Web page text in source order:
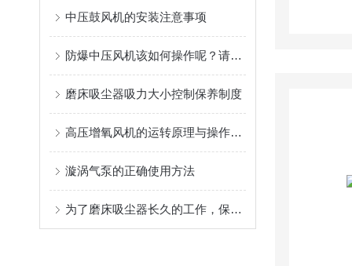
中压鼓风机的安装注意事项
防爆中压风机该如何操作呢？请看下文！
磨床吸尘器吸力大小控制保养制度
高压增氧风机的运转原理与操作保养事项
漩涡气泵的正确使用方法
为了磨床吸尘器长久的工作，保养与维护一定不能少